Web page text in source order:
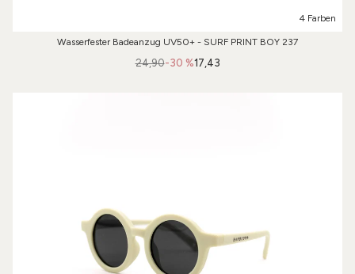
4 Farben
Wasserfester Badeanzug UV50+ - SURF PRINT BOY 237
-30 %
24,90 17,43